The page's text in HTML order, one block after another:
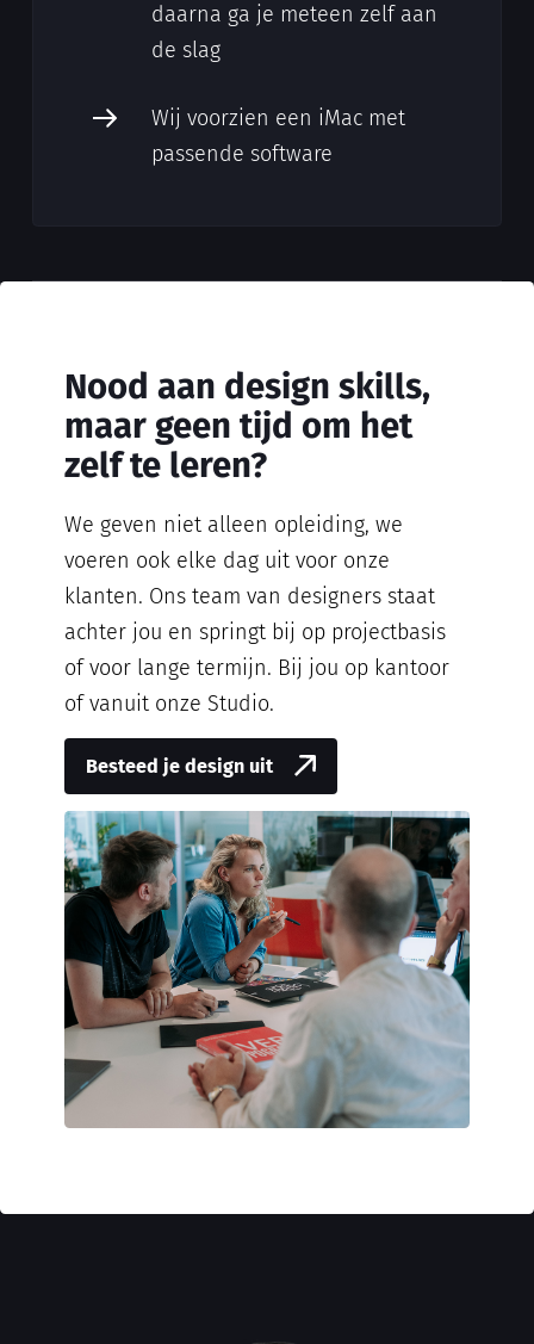
daarna ga je meteen zelf aan
de slag
Wij voorzien een iMac met
passende software
Nood aan design skills,
maar geen tijd om het
zelf te leren?
We geven niet alleen opleiding, we
voeren ook elke dag uit voor onze
klanten. Ons team van designers staat
achter jou en springt bij op projectbasis
of voor lange termijn. Bij jou op kantoor
of vanuit onze Studio.
Besteed je design uit